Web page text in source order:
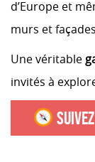
d’Europe et
murs et
Une véritable
invités à